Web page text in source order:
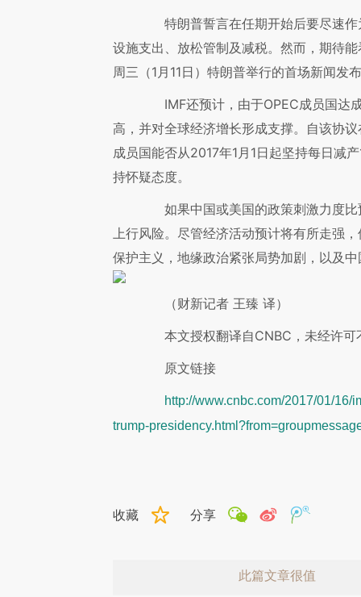
特朗普誓言在任期开始后要尽速作
设施支出、放松管制及减税。然而，期待
周三（1月11日）特朗普举行的首场新闻发
IMF还预计，由于OPEC成员国达
高，并对全球经济增长形成支撑。自该协
成员国能否从2017年1月1日起坚持每日减
持怀疑态度。
如果中国或美国的政策刺激力度比
上行风险。尽管经济活动预计将有所走强
保护主义，地缘政治紧张局势加剧，以及
（财新记者 王臻 译）
本文授权翻译自CNBC，未经许可
原文链接
http://www.cnbc.com/2017/01/16/
trump-
收藏 分享
此篇文章很值